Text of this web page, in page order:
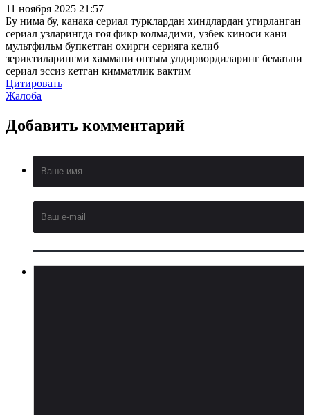
11 ноября 2025 21:57
Бу нима бу, канака сериал турклардан хиндлардан угирланган
сериал узларингда гоя фикр колмадими, узбек киноси кани
мультфильм бупкетган охирги серияга келиб
зериктиларингми хаммани оптым улдирвордиларинг бемаъни
сериал эссиз кетган кимматлик вактим
Цитировать
Жалоба
Добавить комментарий